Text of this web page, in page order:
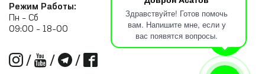
Здравствуйте! Готов помочь
вам. Напишите мне, если у
вас появятся вопросы.
Режим Работы:
Пн - Сб
09:00 - 18-00
/ / /